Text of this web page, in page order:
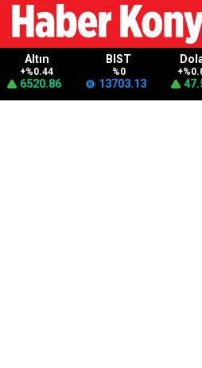
Altın
+%0.44
6520.86
BIST
%0
13703.13